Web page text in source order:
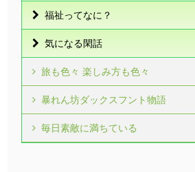
福祉ってなに？
気になる閑話
旅も色々 楽しみ方も色々
暴れん坊ダックスフント物語
毎日素敵に満ちている